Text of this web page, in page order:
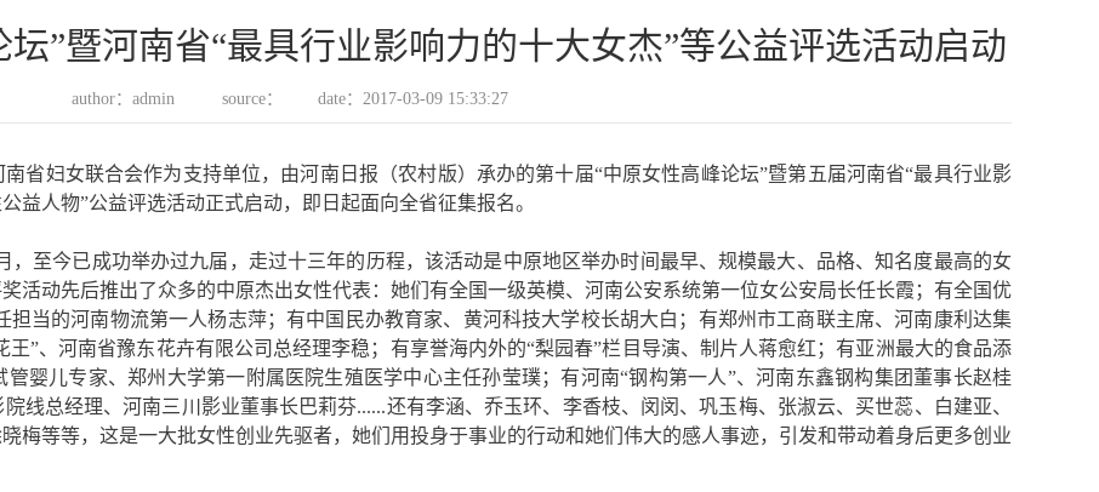
”暨河南省“最具行业影响力的十大女杰”等公益评选活动启动
author：admin source： date：2017-03-09 15:33:27
省妇女联合会作为支持单位，由河南日报（农村版）承办的第十届“中原女性高峰论坛”暨第五届河南省“最具行业影
益人物”公益评选活动正式启动，即日起面向全省征集报名。
，至今已成功举办过九届，走过十三年的历程，该活动是中原地区举办时间最早、规模最大、品格、知名度最高的女
活动先后推出了众多的中原杰出女性代表：她们有全国一级英模、河南公安系统第一位女公安局长任长霞；有全国优
当的河南物流第一人杨志萍；有中国民办教育家、黄河科技大学校长胡大白；有郑州市工商联主席、河南康利达集
王”、河南省豫东花卉有限公司总经理李稳；有享誉海内外的“梨园春”栏目导演、制片人蒋愈红；有亚洲最大的食品添
婴儿专家、郑州大学第一附属医院生殖医学中心主任孙莹璞；有河南“钢构第一人”、河南东鑫钢构集团董事长赵桂
线总经理、河南三川影业董事长巴莉芬......还有李涵、乔玉环、李香枝、闵闵、巩玉梅、张淑云、买世蕊、白建亚、
梅等等，这是一大批女性创业先驱者，她们用投身于事业的行动和她们伟大的感人事迹，引发和带动着身后更多创业